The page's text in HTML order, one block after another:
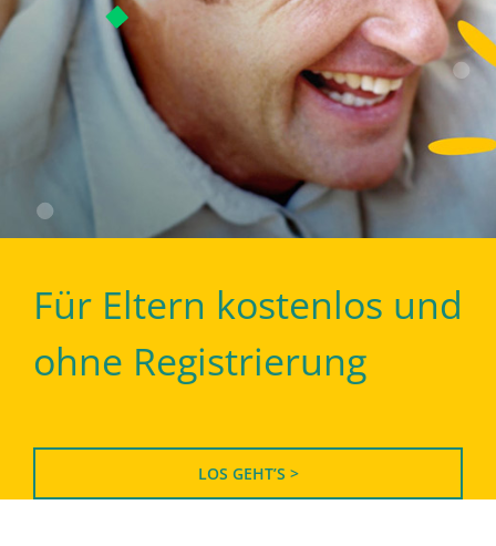
Für Eltern kostenlos und
ohne Registrierung
LOS GEHT’S >